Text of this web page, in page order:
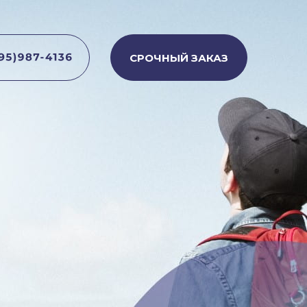
СРОЧНЫЙ ЗАКАЗ